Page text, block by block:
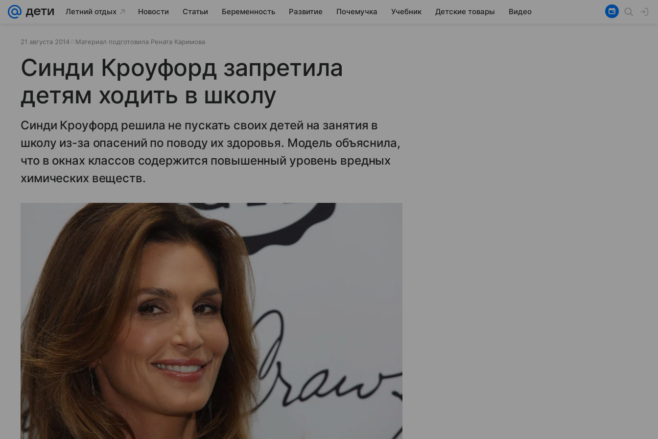
Летний отдых Новости Статьи Беременность Развитие Почемучка Учебник Детские товары Видео
21 августа 2014 Материал подготовила Рената Каримова
Синди Кроуфорд запретила
детям ходить в школу
Синди Кроуфорд решила не пускать своих детей на занятия в
школу из-за опасений по поводу их здоровья. Модель объяснила,
что в окнах классов содержится повышенный уровень вредных
химических веществ.